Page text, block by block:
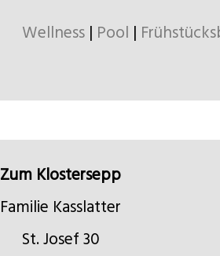
Wellness | Pool |
Zum Klostersepp
Familie Kasslatter
St. Josef 30